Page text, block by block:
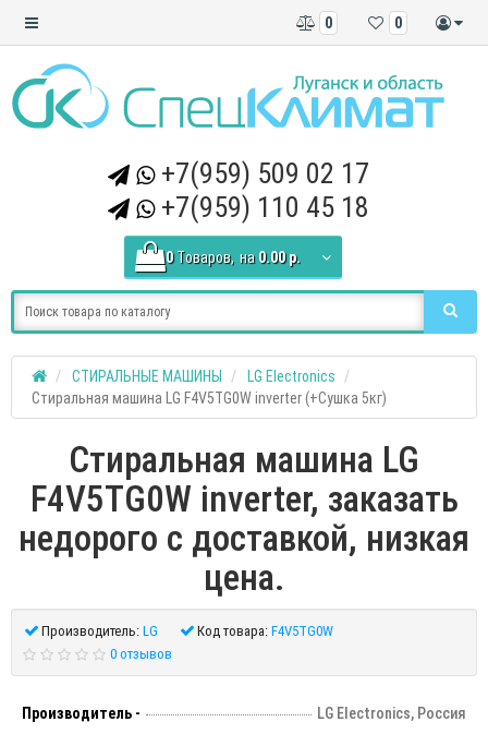
0
0
+7(959) 509 02 17
+7(959) 110 45 18
0 Tоваров, на 0.00 р.
СТИРАЛЬНЫЕ МАШИНЫ
LG Electronics
Стиральная машина LG F4V5TG0W inverter (+Сушка 5кг)
Стиральная машина LG
F4V5TG0W inverter, заказать
недорого с доставкой, низкая
цена.
Производитель: LG Код товара: F4V5TG0W
0 отзывов
Производитель -
LG Electronics, Россия